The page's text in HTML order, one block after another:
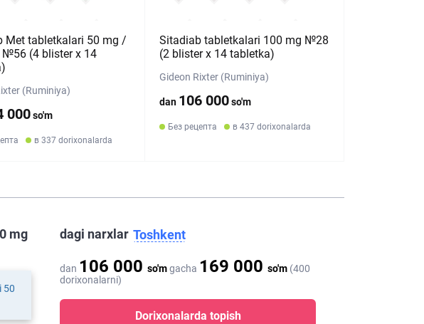
Met tabletkalari 50 mg /
№56 (4 blister х 14
(Ruminiya)
000so'm
в 337 dorixonalarda
Sitadiab tabletkalari 100 mg №28
(2 blister х 14 tabletka)
Gideon Rixter (Ruminiya)
dan 106 000so'm
Без рецепта в 437 dorixonalarda
dagi narxlar Toshkent
dan 106 000 so'mgacha 169 000 so'm (400
dorixonalarni)
Dorixonalarda topish
mg
50